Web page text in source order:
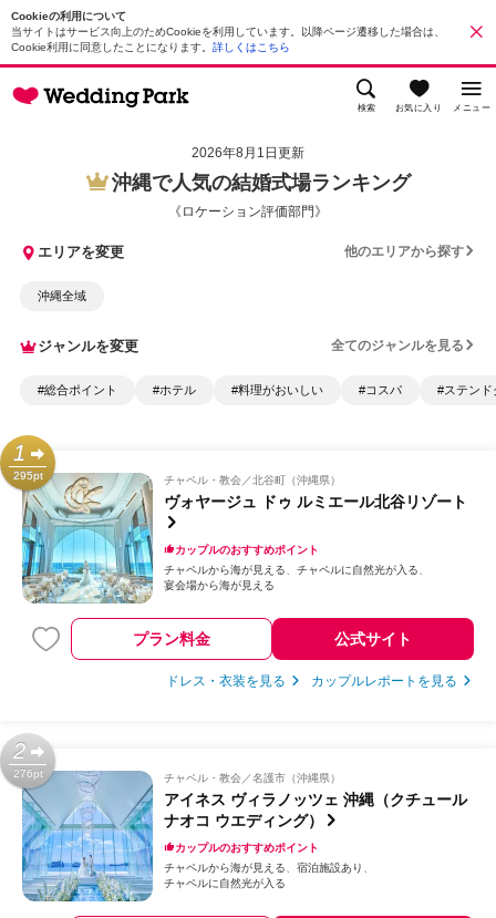
Cookieの利用について
当サイトはサービス向上のためCookieを利用しています。以降ページ遷移した場合は、
Cookie利用に同意したことになります。 詳しくはこちら
検索 お気に入り メニュー
2026年8月1日更新
沖縄で人気の結婚式場ランキング
《ロケーション評価部門》
エリアを変更 他のエリアから探す
沖縄全域
ジャンルを変更 全てのジャンルを見る
#総合ポイント #ホテル #料理がおいしい #コスパ #ステンド
1
295pt チャペル・教会 北谷町（沖縄県）
ヴォヤージュ ドゥ ルミエール北谷リゾート
カップルのおすすめポイント
チャペルから海が見える
チャペルに自然光が入る
宴会場から海が見える
プラン料金 公式サイト
ドレス・衣装を見る カップルレポートを見る
2
276pt チャペル・教会 名護市（沖縄県）
アイネス ヴィラノッツェ 沖縄（クチュール
ナオコ ウエディング）
カップルのおすすめポイント
チャペルから海が見える
宿泊施設あり
チャペルに自然光が入る